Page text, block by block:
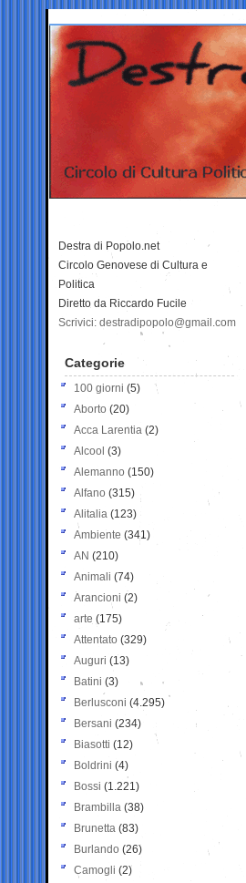
Destra di Popolo.net
Circolo Genovese di Cultura e
Politica
Diretto da Riccardo Fucile
Scrivici: destradipopolo@gmail.com
Categorie
100 giorni (5)
Aborto (20)
Acca Larentia (2)
Alcool (3)
Alemanno (150)
Alfano (315)
Alitalia (123)
Ambiente (341)
AN (210)
Animali (74)
Arancioni (2)
arte (175)
Attentato (329)
Auguri (13)
Batini (3)
Berlusconi (4.295)
Bersani (234)
Biasotti (12)
Boldrini (4)
Bossi (1.221)
Brambilla (38)
Brunetta (83)
Burlando (26)
Camogli (2)